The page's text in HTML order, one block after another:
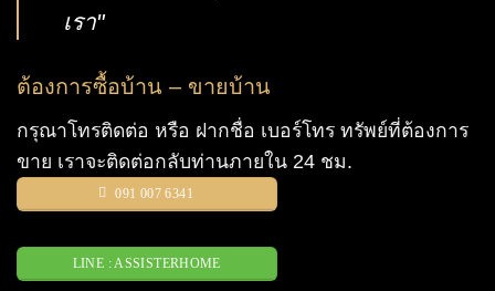
เรา"
ต้องการซื้อบ้าน – ขายบ้าน
กรุณาโทรติดต่อ หรือ ฝากชื่อ เบอร์โทร ทรัพย์ที่ต้องการ
ขาย เราจะติดต่อกลับท่านภายใน 24 ชม.
091 007 6341
LINE : ASSISTERHOME